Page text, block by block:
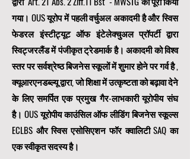
गया। OUS यूरोप में पहली वर्चुअल अकादमी है और स्विस
फेडरल इंस्टीट्यूट ऑफ इंटेलेक्चुअल प्रॉपर्टी द्वारा
स्विट्जरलैंड में पंजीकृत ट्रेडमार्क है। अकादमी को विश्व
स्तर पर सर्वश्रेष्ठ बिजनेस स्कूलों में शुमार होने पर गर्व है,
क्यूआरएनडब्ल्यू द्वारा, जो शिक्षा में उत्कृष्टता को बढ़ावा देने
के लिए समर्पित एकप्रमुख गैर-लाभकारी यूरोपीय संघ
है। OUSयूरोपीय काउंसिल ऑफ लीडिंग बिजनेस स्कूल्स
ECLBS और स्विस एसोसिएशन फॉर क्वालिटी SAQ का
एक स्वीकृत सदस्य है।